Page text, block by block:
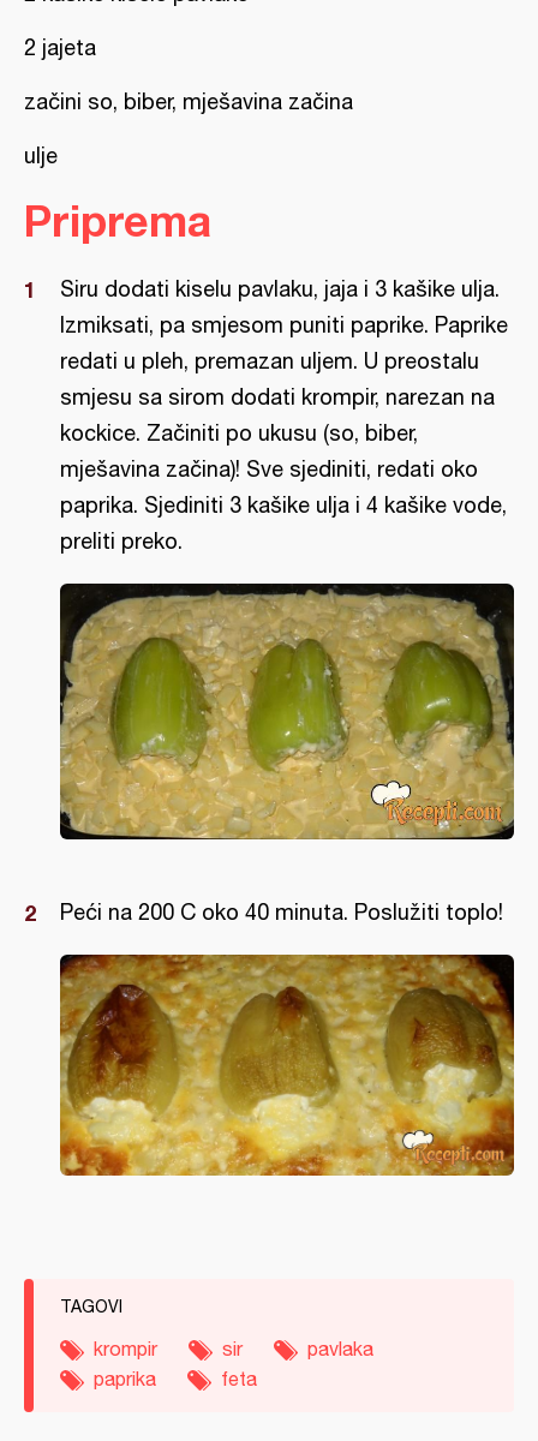
2 jajeta
začini so, biber, mješavina začina
ulje
Priprema
Siru dodati kiselu pavlaku, jaja i 3 kašike ulja.
Izmiksati, pa smjesom puniti paprike. Paprike
redati u pleh, premazan uljem. U preostalu
smjesu sa sirom dodati krompir, narezan na
kockice. Začiniti po ukusu (so, biber,
mješavina začina)! Sve sjediniti, redati oko
paprika. Sjediniti 3 kašike ulja i 4 kašike vode,
preliti preko.
Peći na 200 C oko 40 minuta. Poslužiti toplo!
TAGOVI
krompir sir
pavlaka
paprika
feta